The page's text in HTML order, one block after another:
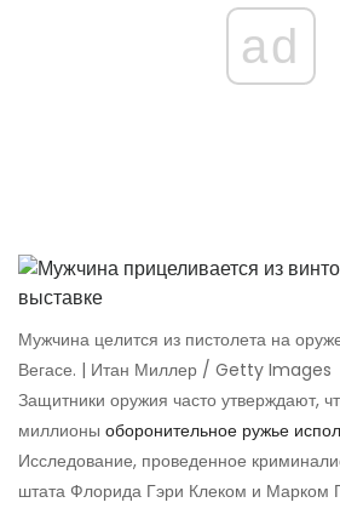
ad
Мужчина целится из пистолета на
Вегасе. | Итан Миллер / Getty Images
Защитники оружия часто утверждают,
миллионы оборонительное ружье
Исследование, проведенное
штата Флорида Гэри Клеком и Марком